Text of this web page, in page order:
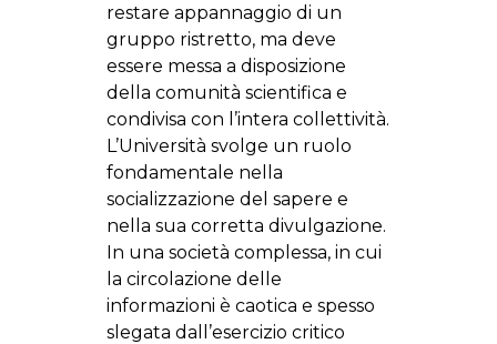
restare appannaggio di un
gruppo ristretto, ma deve
essere messa a disposizione
della comunità scientifica e
condivisa con l’intera collettività.
L’Università svolge un ruolo
fondamentale nella
socializzazione del sapere e
nella sua corretta divulgazione.
In una società complessa, in cui
la circolazione delle
informazioni è caotica e spesso
slegata dall’esercizio critico